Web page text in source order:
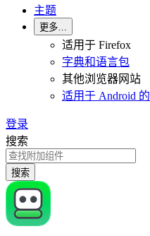
主题
更多…
适用于 Firefox
字典和语言包
其他浏览器网站
适用于 Android
登录
搜索
搜索